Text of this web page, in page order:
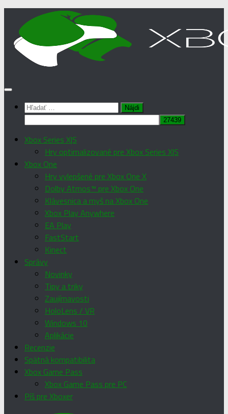
Preskočiť
obsah
Hľadať:
Xbox Series X|S
Hry optimalizované pre Xbox Series X|S
Xbox One
Hry vylepšené pre Xbox One X
Dolby Atmos™ pre Xbox One
Klávesnica a myš na Xbox One
Xbox Play Anywhere
EA Play
FastStart
Kinect
Správy
Novinky
Tipy a triky
Zaujímavosti
HoloLens / VR
Windows 10
Aplikácie
Recenzie
Spätná kompatibilita
Xbox Game Pass
Xbox Game Pass pre PC
Píš pre Xboxer